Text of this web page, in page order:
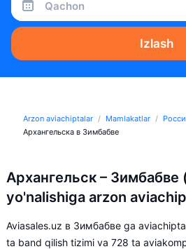
Qachon
Izlash
Arzon aviachiptalar Mamlakatlar
Архангельска в Зимбабве
Архангельск – Зимбабве
yo'nalishiga arzon
Aviasales.uz в Зимбабве ga
ta band qilish tizimi va 728 ta